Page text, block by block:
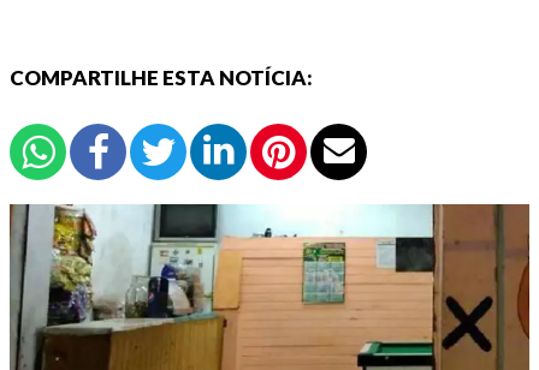
COMPARTILHE ESTA NOTÍCIA: